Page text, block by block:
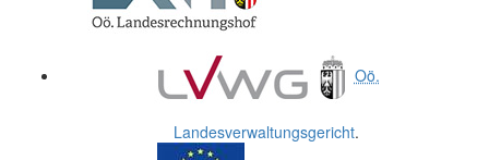
Oö.
Landesverwaltungsgericht.